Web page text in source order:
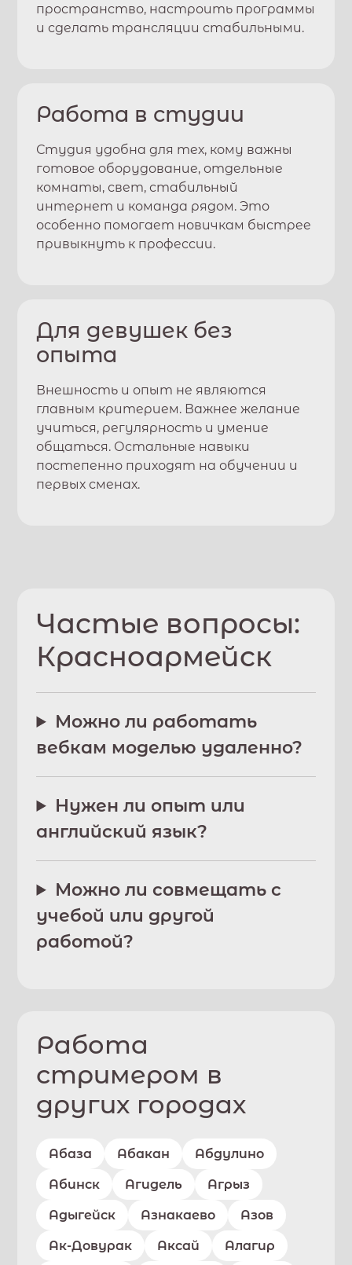
пространство, настроить программы
и сделать трансляции стабильными.
Работа в студии
Студия удобна для тех, кому важны
готовое оборудование, отдельные
комнаты, свет, стабильный
интернет и команда рядом. Это
особенно помогает новичкам быстрее
привыкнуть к профессии.
Для девушек без
опыта
Внешность и опыт не являются
главным критерием. Важнее желание
учиться, регулярность и умение
общаться. Остальные навыки
постепенно приходят на обучении и
первых сменах.
Частые вопросы:
Красноармейск
Можно ли работать
вебкам моделью удаленно?
Нужен ли опыт или
английский язык?
Можно ли совмещать с
учебой или другой
работой?
Работа
стримером в
других городах
Абаза Абакан Абдулино
Абинск Агидель Агрыз
Адыгейск Азнакаево Азов
Ак-Довурак Аксай Алагир